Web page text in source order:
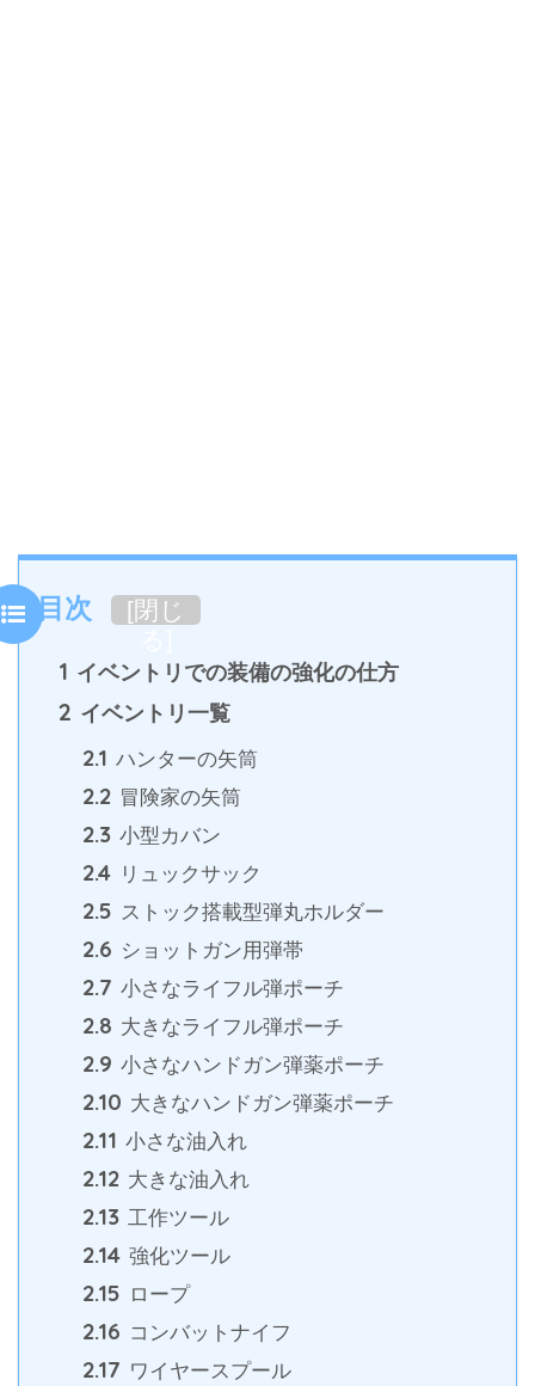
目次 [閉じ
1 イベントリでの装備の強化の仕方
2 イベントリ一覧
2.1 ハンターの矢筒
2.2 冒険家の矢筒
2.3 小型カバン
2.4 リュックサック
2.5 ストック搭載型弾丸ホルダー
2.6 ショットガン用弾帯
2.7 小さなライフル弾ポーチ
2.8 大きなライフル弾ポーチ
2.9 小さなハンドガン弾薬ポーチ
2.10 大きなハンドガン弾薬ポーチ
2.11 小さな油入れ
2.12 大きな油入れ
2.13 工作ツール
2.14 強化ツール
2.15 ロープ
2.16 コンバットナイフ
2.17 ワイヤースプール